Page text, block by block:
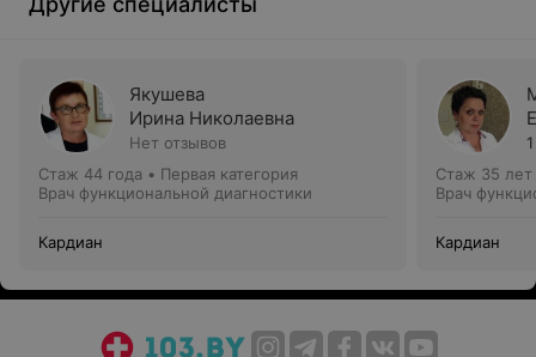
Якушева
Ирина Николаевна
Нет отзывов
Стаж 44 года • Первая категория
Врач функциональной диагностики
Кардиан
Стаж 35 лет
Врач
Кардиан